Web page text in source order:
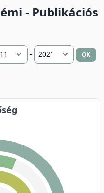
- Publikációs
- OK